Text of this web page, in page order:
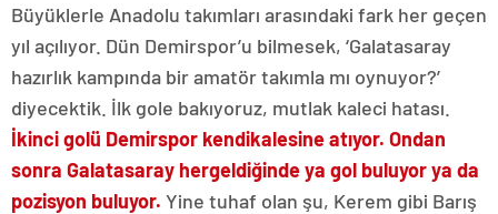
Büyüklerle Anadolu takımları arasındaki fark her geçen
yıl açılıyor. Dün Demirspor’u bilmesek, ‘Galatasaray
hazırlık kampında bir amatör takımla mı oynuyor?’
diyecektik. İlk gole bakıyoruz, mutlak kaleci hatası.
İkinci golü Demirspor kendikalesine atıyor. Ondan
sonra Galatasaray hergeldiğinde ya gol buluyor ya da
pozisyon buluyor. Yine tuhaf olan şu, Kerem gibi Barış